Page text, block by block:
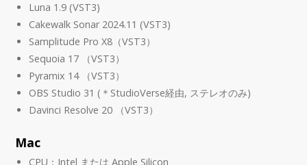
Luna 1.9 (VST3)
Cakewalk Sonar 2024.11 (VST3)
Samplitude Pro X8（VST3）
Sequoia 17 （VST3）
Pyramix 14 （VST3）
OBS Studio 31 (＊StudioVerse経由, ステレオのみ)
Davinci Resolve 20 （VST3）
Mac
CPU：Intel または Apple Silicon